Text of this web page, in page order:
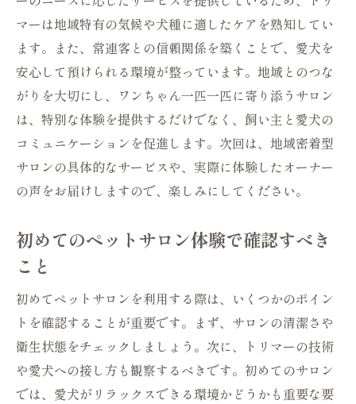
季節に応じたケアの重要性
美しさを保つためのホームケア提案
ペットサロンと連携した健康管理
愛犬に合ったケアプランの選び方
サロン利用者としての心得
マーは地域特有の気候や犬種に適したケアを熟知してい
ます。また、常連客との信頼関係を築くことで、愛犬を
安心して預けられる環境が整っています。地域とのつな
がりを大切にし、ワンちゃん一匹一匹に寄り添うサロン
は、特別な体験を提供するだけでなく、飼い主と愛犬の
コミュニケーションを促進します。次回は、地域密着型
サロンの具体的なサービスや、実際に体験したオーナー
の声をお届けしますので、楽しみにしてください。
初めてのペットサロン体験で確認すべき
こと
初めてペットサロンを利用する際は、いくつかのポイン
トを確認することが重要です。まず、サロンの清潔さや
衛生状態をチェックしましょう。次に、トリマーの技術
や愛犬への接し方も観察するべきです。初めてのサロン
では、愛犬がリラックスできる環境かどうかも重要な要